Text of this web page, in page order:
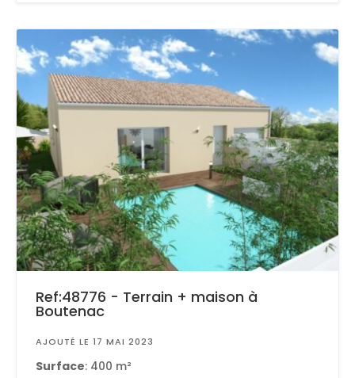
Ref:48776 - Terrain + maison à
Boutenac
AJOUTÉ LE 17 MAI 2023
Surface: 400 m²